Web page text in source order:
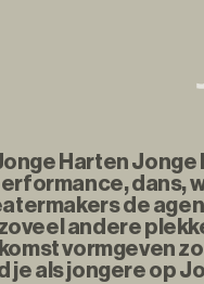
Harten Jonge
dans,
de
andere
vormgeven
je als jongere op